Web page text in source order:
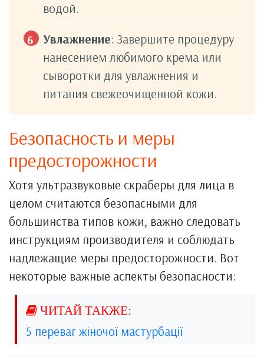
водой.
Увлажнение: Завершите процедуру
нанесением любимого крема или
сыворотки для увлажнения и
питания свежеочищенной кожи.
Безопасность и меры
предосторожности
Хотя ультразвуковые скраберы для лица в
целом считаются безопасными для
большинства типов кожи, важно следовать
инструкциям производителя и соблюдать
надлежащие меры предосторожности. Вот
некоторые важные аспекты безопасности:
5 переваг жіночої мастурбації